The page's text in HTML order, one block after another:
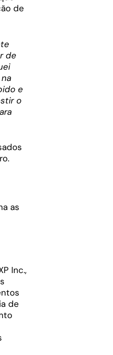
de
de
e
o
as
Inc.,
de